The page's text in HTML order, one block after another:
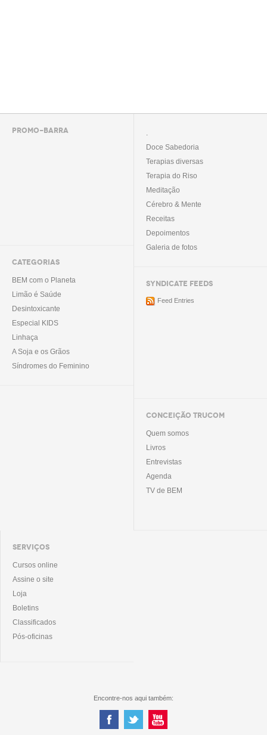
PROMO-BARRA
CATEGORIAS
BEM com o Planeta
Limão é Saúde
Desintoxicante
Especial KIDS
Linhaça
A Soja e os Grãos
Síndromes do Feminino
.
Doce Sabedoria
Terapias diversas
Terapia do Riso
Meditação
Cérebro & Mente
Receitas
Depoimentos
Galeria de fotos
SYNDICATE FEEDS
Feed Entries
CONCEIÇÃO TRUCOM
Quem somos
Livros
Entrevistas
Agenda
TV de BEM
SERVIÇOS
Cursos online
Assine o site
Loja
Boletins
Classificados
Pós-oficinas
Encontre-nos aqui também: